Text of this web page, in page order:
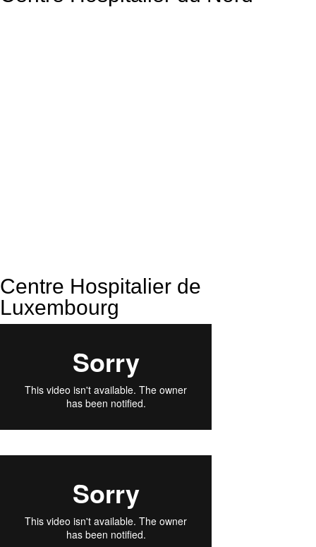
Centre Hospitalier de
Luxembourg